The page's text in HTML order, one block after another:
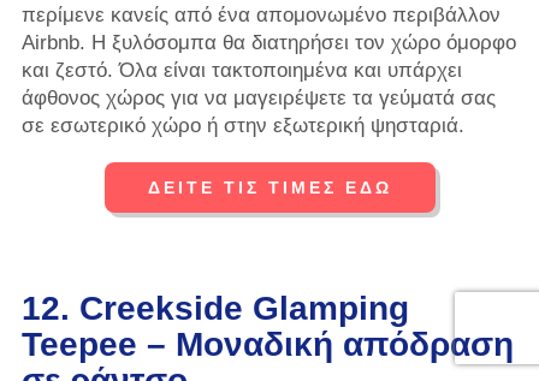
περίμενε κανείς από ένα απομονωμένο περιβάλλον
Airbnb. Η ξυλόσομπα θα διατηρήσει τον χώρο όμορφο
και ζεστό. Όλα είναι τακτοποιημένα και υπάρχει
άφθονος χώρος για να μαγειρέψετε τα γεύματά σας
σε εσωτερικό χώρο ή στην εξωτερική ψησταριά.
ΔΕΙΤΕ ΤΙΣ ΤΙΜΕΣ ΕΔΩ
12. Creekside Glamping
Teepee – Μοναδική απόδραση